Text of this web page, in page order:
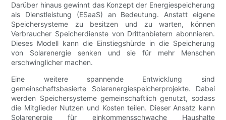
Darüber hinaus gewinnt das Konzept der Energiespeicherung
als Dienstleistung (ESaaS) an Bedeutung. Anstatt eigene
Speichersysteme zu besitzen und zu warten, können
Verbraucher Speicherdienste von Drittanbietern abonnieren.
Dieses Modell kann die Einstiegshürde in die Speicherung
von Solarenergie senken und sie für mehr Menschen
erschwinglicher machen.
Eine weitere spannende Entwicklung sind
gemeinschaftsbasierte Solarenergiespeicherprojekte. Dabei
werden Speichersysteme gemeinschaftlich genutzt, sodass
die Mitglieder Nutzen und Kosten teilen. Dieser Ansatz kann
Solarenergie für einkommensschwache Haushalte